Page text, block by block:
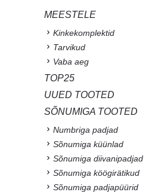
MEESTELE
Kinkekomplektid
Tarvikud
Vaba aeg
TOP25
UUED TOOTED
SÕNUMIGA TOOTED
Numbriga padjad
Sõnumiga küünlad
Sõnumiga diivanipadjad
Sõnumiga köögirätikud
Sõnumiga padjapüürid